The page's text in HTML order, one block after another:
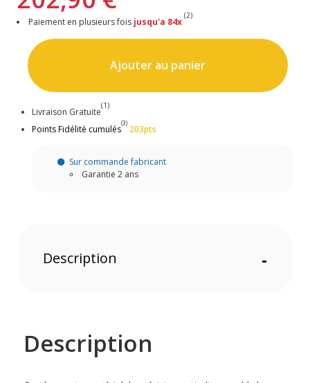
Paiement en plusieurs fois jusqu'a 84x
(2)
Ajouter au panier
Livraison Gratuite
(1)
Points Fidélité cumulés
(3)
203pts
Sur commande fabricant
Garantie 2 ans
Description -
Description